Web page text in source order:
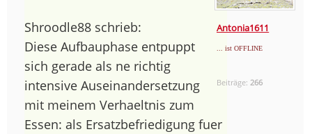
Antonia1611
... ist OFFLINE
Beiträge: 266
Shroodle88 schrieb:
Diese Aufbauphase entpuppt
sich gerade als ne richtig
intensive Auseinandersetzung
mit meinem Verhaeltnis zum
Essen: als Ersatzbefriedigung fuer